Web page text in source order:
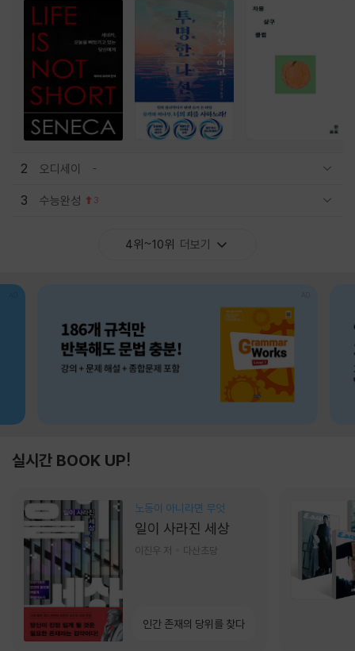
2 오디세이
3 수능완성 3
4위~10위 더보기
실시간 BOOK UP!
노동이 아니라면 무엇
일이 사라진 세상
이진우 저 다산초당
인간 존재의 당위를 찾다